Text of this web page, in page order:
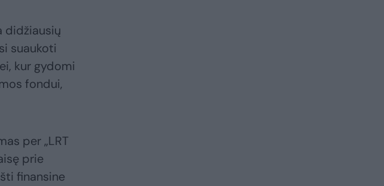
didžiausių
suaukoti
kur gydomi
fondui,
per „LRT
prie
finansine